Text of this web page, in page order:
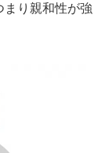
まり親和性が強